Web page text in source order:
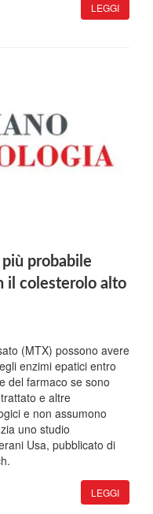
LEGGI
più probabile
il colesterolo alto
(MTX) possono avere
enzimi epatici entro
del farmaco se sono
e altre
e non assumono
uno studio
Usa, pubblicato di
LEGGI